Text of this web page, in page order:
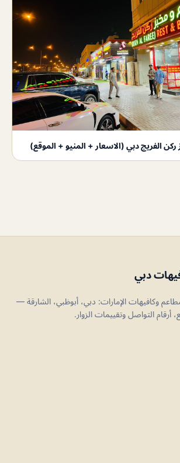
الفريج دبي (الاسعار + المنيو + الموقع)
دبي
وكافيهات الإمارات: دبي، أبوظبي، الشارقة —
أرقام التواصل وتقييمات الزوار.